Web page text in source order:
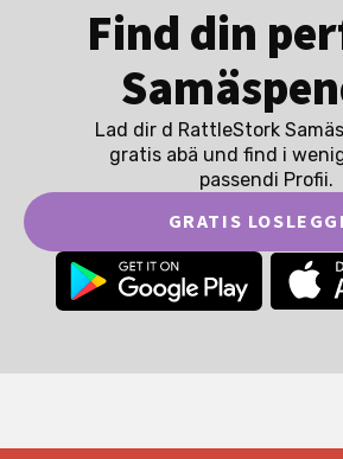
Find din
Lad dir d RattleStork
gratis abä und find i
passendi Profii.
GRATIS